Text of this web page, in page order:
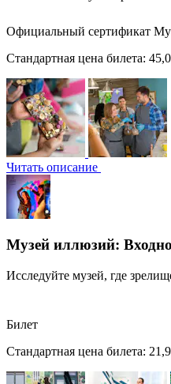
Официальный сертификат
Стандартная цена билета:
Читать описание
Музей иллюзий:
Исследуйте музей, где
Билет
Стандартная цена билета: